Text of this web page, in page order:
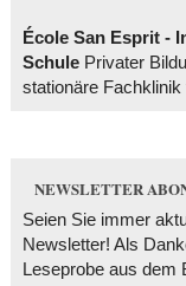
École San Esprit -
SchulePrivater
stationäre
NEWSLETTER
Seien Sie immer
Newsletter! Als
Leseprobe aus dem